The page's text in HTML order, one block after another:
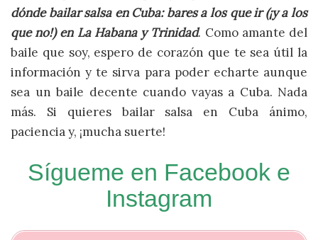
dónde bailar salsa en Cuba: bares a los que ir (¡y a los
que no!) en La Habana y Trinidad. Como amante del
baile que soy, espero de corazón que te sea útil la
información y te sirva para poder echarte aunque
sea un baile decente cuando vayas a Cuba. Nada
más. Si quieres bailar salsa en Cuba ánimo,
paciencia y, ¡mucha suerte!
Sígueme en Facebook e
Instagram